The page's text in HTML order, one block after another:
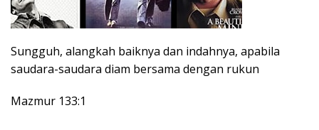
Sungguh, alangkah baiknya dan indahnya, apabila
saudara-saudara diam bersama dengan rukun
Mazmur 133:1